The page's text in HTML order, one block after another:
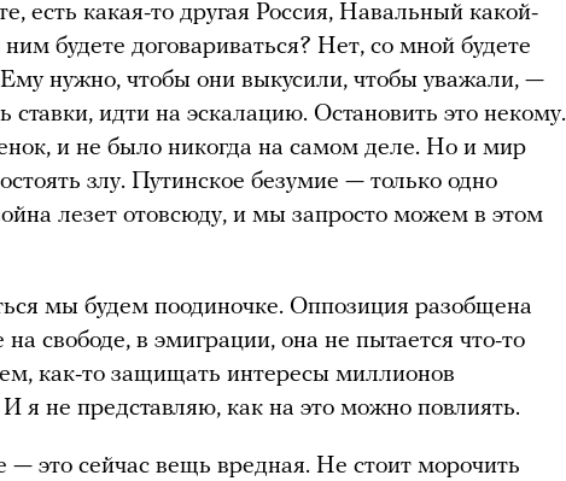
есть какая-то другая Россия, Навальный какой-
будете договариваться? Нет, со мной будете
Ему нужно, чтобы они выкусили, чтобы уважали, —
ставки, идти на эскалацию. Остановить это некому.
и не было никогда на самом деле. Но и мир
злу. Путинское безумие — только одно
лезет отовсюду, и мы запросто можем в этом
мы будем поодиночке. Оппозиция разобщена
свободе, в эмиграции, она не пытается что-то
как-то защищать интересы миллионов
я не представляю, как на это можно повлиять.
это сейчас вещь вредная. Не стоит морочить